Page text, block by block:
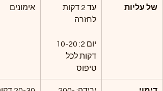
של עליות
עד 2 דקות
לחזרה
דקות לכל
טיפוס
אימונים